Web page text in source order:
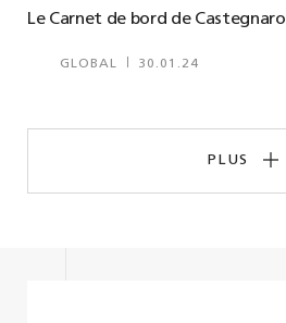
Le Carnet de bord de Castegnaro
GLOBAL 30.01.24
PLUS